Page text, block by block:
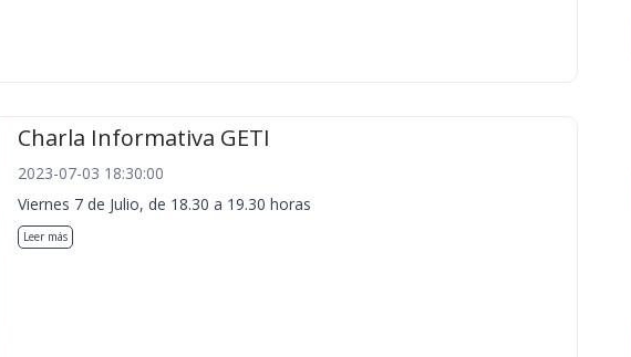
Charla Informativa GETI
2023-07-03 18:30:00
Viernes 7 de Julio, de 18.30 a 19.30 horas
Leer más